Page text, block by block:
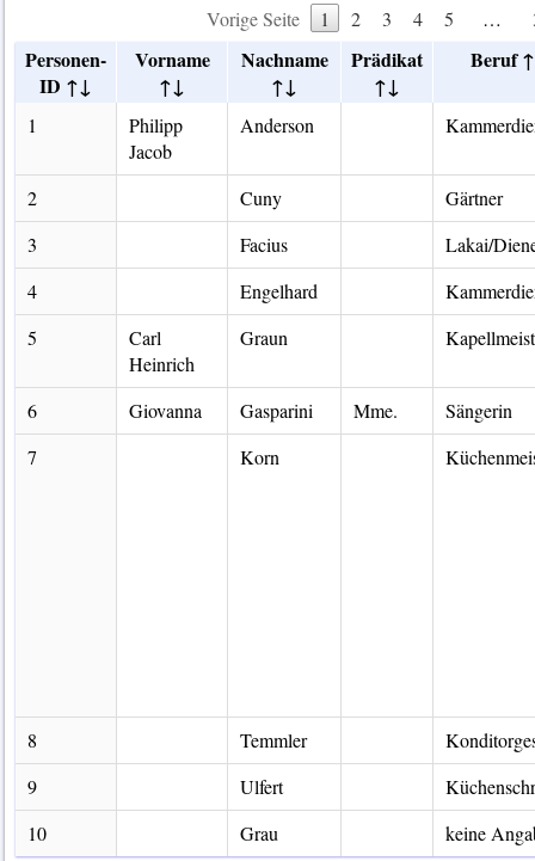
Vorige Seite
1 2 3 4 5 …
Personen-
ID
Vorname Nachname Prädikat Beruf
1
Philipp
Jacob
Anderson
2 Cuny
Gärtner
3
Facius
Lakai/
4
Engelhard
5
Carl
Heinrich
Graun
6 Giovanna Gasparini Mme.
Sängerin
7
Korn
8 Temmler
9
Ulfert
10
Grau
keine